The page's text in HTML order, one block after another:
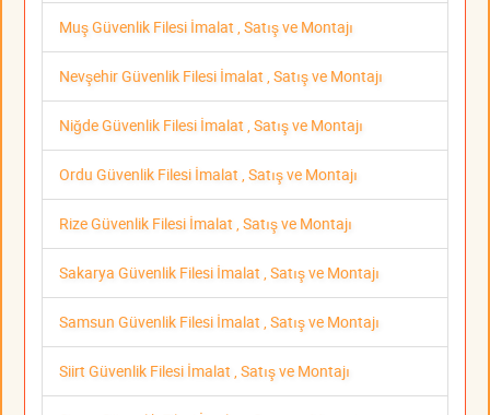
Muş Güvenlik Filesi İmalat , Satış ve Montajı
Nevşehir Güvenlik Filesi İmalat , Satış ve Montajı
Niğde Güvenlik Filesi İmalat , Satış ve Montajı
Ordu Güvenlik Filesi İmalat , Satış ve Montajı
Rize Güvenlik Filesi İmalat , Satış ve Montajı
Sakarya Güvenlik Filesi İmalat , Satış ve Montajı
Samsun Güvenlik Filesi İmalat , Satış ve Montajı
Siirt Güvenlik Filesi İmalat , Satış ve Montajı